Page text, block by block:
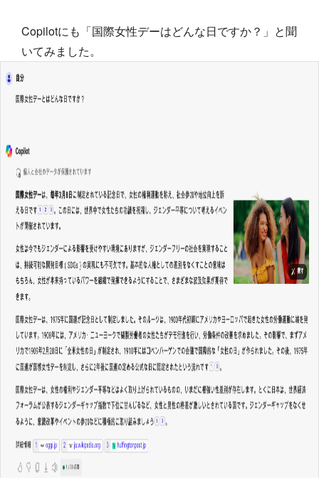
Copilotにも「国際女性デーはどんな日ですか？」と聞
いてみました。